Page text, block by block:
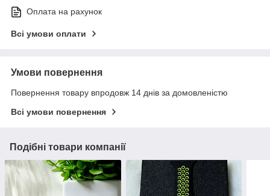
Оплата на рахунок
Всі умови оплати
Умови повернення
Повернення товару впродовж 14 днів за домовленістю
Всі умови повернення
Подібні товари компанії